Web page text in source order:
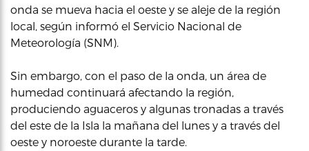
onda se mueva hacia el oeste y se aleje de la región
local, según informó el Servicio Nacional de
Meteorología (SNM).
Sin embargo, con el paso de la onda, un área de
humedad continuará afectando la región,
produciendo aguaceros y algunas tronadas a través
del este de la Isla la mañana del lunes y a través del
oeste y noroeste durante la tarde.